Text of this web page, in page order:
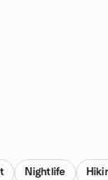
Nightlife